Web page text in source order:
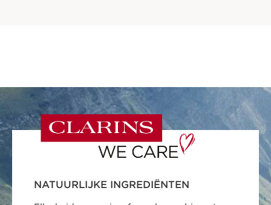
NATUURLIJKE INGREDIËNTEN